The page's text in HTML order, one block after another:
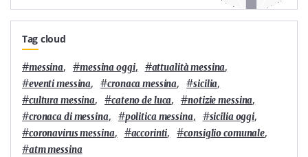
Tag cloud
#messina, #messina oggi, #attualità messina,
#eventi messina, #cronaca messina, #sicilia,
#cultura messina, #cateno de luca, #notizie messina,
#cronaca di messina, #politica messina, #sicilia oggi,
#coronavirus messina, #accorinti, #consiglio comunale,
#atm messina